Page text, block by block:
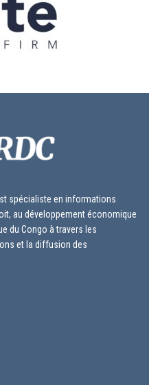
spécialiste en informations
au développement économique
du Congo à travers les
et la diffusion des